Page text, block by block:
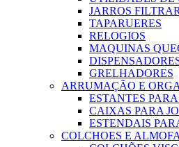
JARROS
TAPARUERES
RELOGIOS
MAQUINAS
GRELHADORES
ARRUMAÇÃO E
ESTANTES PARA
CAIXAS PARA
ESTENDAIS
COLCHOES E